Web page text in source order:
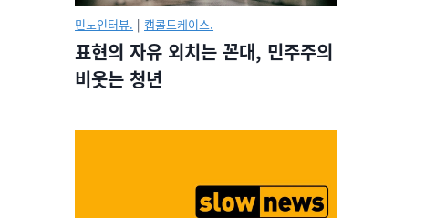
민노인터뷰. | 캡콜드케이스.
표현의 자유 외치는 꼰대, 민주주의
비웃는 청년